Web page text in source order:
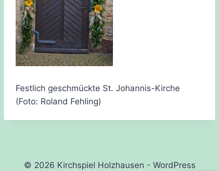
Festlich geschmückte St. Johannis-Kirche
(Foto: Roland Fehling)
© 2026 Kirchspiel Holzhausen - WordPress